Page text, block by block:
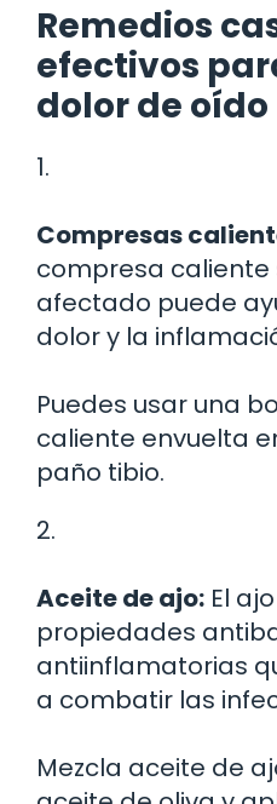
Remedios
efectivos
dolor de oído
1.
Compresas
compresa caliente
afectado puede
dolor y la
Puedes usar una
caliente envuelta
paño tibio.
2.
Aceite de ajo: El
propiedades
antiinflamatorias
a combatir las
Mezcla aceite de